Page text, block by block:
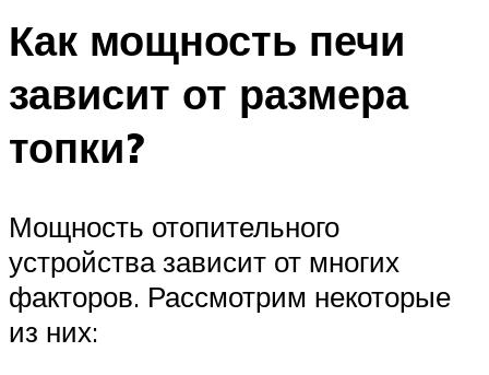
Как мощность печи
зависит от размера
топки?
Мощность отопительного
устройства зависит от многих
факторов. Рассмотрим некоторые
из них: